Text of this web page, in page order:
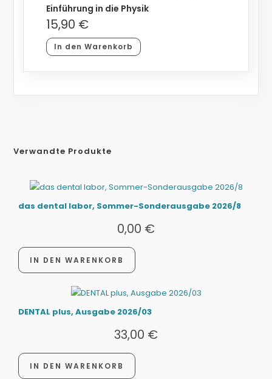
Einführung in die Physik
15,90 €
In den Warenkorb
Verwandte Produkte
das dental labor, Sommer-Sonderausgabe 2026/8
0,00 €
IN DEN WARENKORB
DENTAL plus, Ausgabe 2026/03
33,00 €
IN DEN WARENKORB